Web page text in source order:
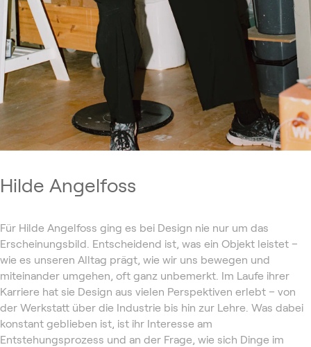
Hilde Angelfoss
Für Hilde Angelfoss ging es bei Design nie nur um das
Erscheinungsbild. Entscheidend ist, was ein Objekt leistet –
wie es unseren Alltag prägt, wie wir uns bewegen und
miteinander umgehen, oft ganz unbemerkt. Im Laufe ihrer
Karriere hat sie Design aus vielen Perspektiven erlebt – von
der Werkstatt über die Industrie bis hin zur Lehre. Was dabei
konstant geblieben ist, ist ihr Interesse am
Entstehungsprozess und an der Frage, wie sich Dinge im